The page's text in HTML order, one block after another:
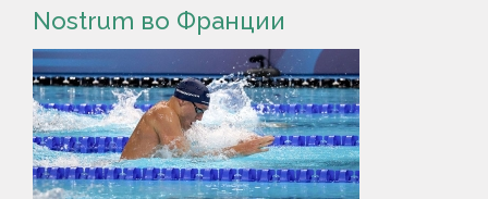
Nostrum во Франции